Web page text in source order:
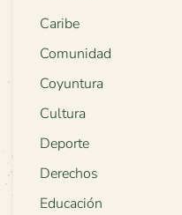
Caribe
Comunidad
Coyuntura
Cultura
Deporte
Derechos
Educación